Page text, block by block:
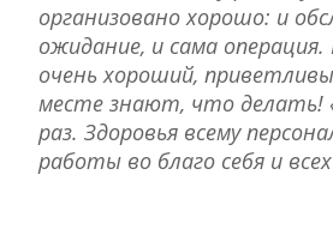
организовано хорошо: и
ожидание, и сама операция.
очень хороший,
месте знают, что делать!
раз. Здоровья всему
работы во благо себя и